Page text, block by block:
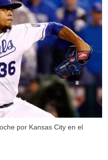
por Kansas City en el
X